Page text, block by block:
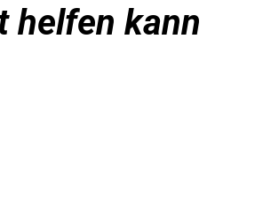
helfen kann